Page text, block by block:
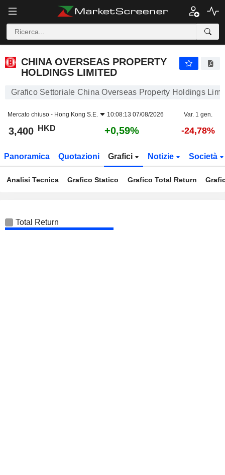
CHINA OVERSEAS PROPERTY
HOLDINGS LIMITED
Grafico Settoriale China Overseas Property Holdings
Mercato chiuso - Hong Kong S.E. 10:08:13 07/08/2026 Var. 1 gen.
3,400 HKD +0,59% -24,78%
Panoramica Quotazioni Grafici Notizie Società
Analisi Tecnica Grafico Statico Grafico Total Return
Total Return